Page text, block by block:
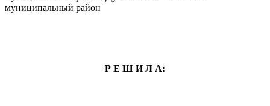
муниципальный район
Р Е Ш И Л А: